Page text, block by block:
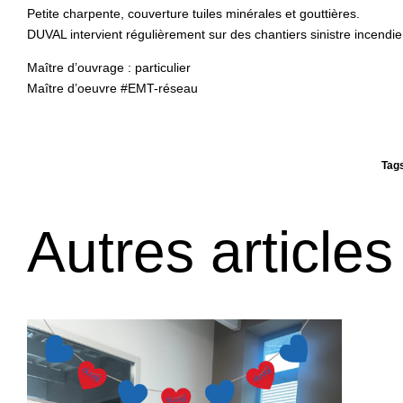
Petite charpente, couverture tuiles minérales et gouttières.
DUVAL intervient régulièrement sur des chantiers sinistre
Maître d’ouvrage : particulier
Maître d’oeuvre #EMT-réseau
Autres articles